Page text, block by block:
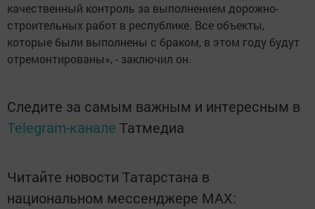
качественный контроль за выполнением дорожно-
строительных работ в республике. Все объекты,
которые были выполнены с браком, в этом году будут
отремонтированы», - заключил он.
Следите за самым важным и интересным в
Telegram-канале Татмедиа
Читайте новости Татарстана в
национальном мессенджере MАХ: